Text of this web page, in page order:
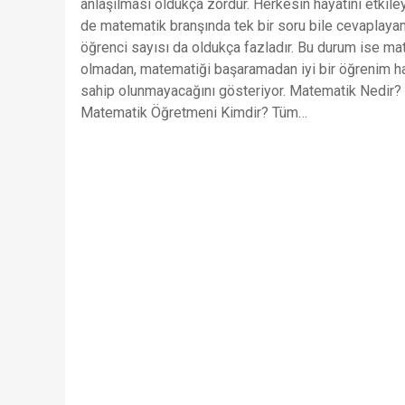
anlaşılması oldukça zordur. Herkesin hayatını
de matematik branşında tek bir soru bile
öğrenci sayısı da oldukça fazladır. Bu durum ise
olmadan, matematiği başaramadan iyi bir öğrenim
sahip olunmayacağını gösteriyor. Matematik Nedir?
Matematik Öğretmeni Kimdir? Tüm…